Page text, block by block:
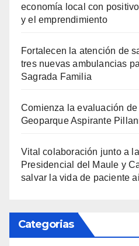
economía local con
y el emprendimiento
Fortalecen la atención de
tres nuevas ambulancias
Sagrada Familia
Comienza la evaluación de
Geoparque Aspirante
Vital colaboración junto a
Presidencial del Maule y
salvar la vida de paciente
Categorias